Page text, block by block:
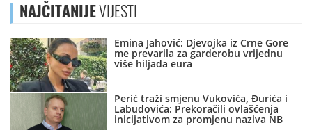
NAJČITANIJEVIJESTI
Emina Jahović: Djevojka iz Crne Gore
me prevarila za garderobu vrijednu
više hiljada eura
Perić traži smjenu Vukovića, Đurića i
Labudovića: Prekoračili ovlašćenja
inicijativom za promjenu naziva NB